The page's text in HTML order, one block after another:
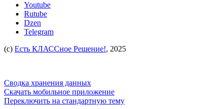
Youtube
Rutube
Dzen
Telegram
(c) Есть КЛАССное Решение!, 2025
Сводка хранения данных
Скачать мобильное приложение
Переключить на стандартную тему